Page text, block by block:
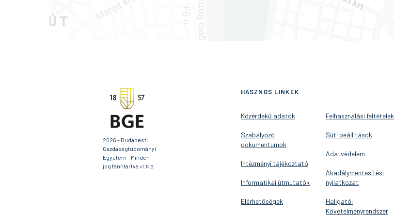
2026 - Budapesti
Gazdaságtudományi
Egyetem - Minden
jog fenntartva v1.14.2
HASZNOS LINKEK
Közérdekű adatok
Szabályozó
dokumentumok
Intézményi tájékoztató
Informatikai útmutatók
Elérhetőségek
Felhasználási feltételek
Süti beállítások
Adatvédelem
Akadálymentesítési
nyilatkozat
Hallgatói
Követelményrendszer